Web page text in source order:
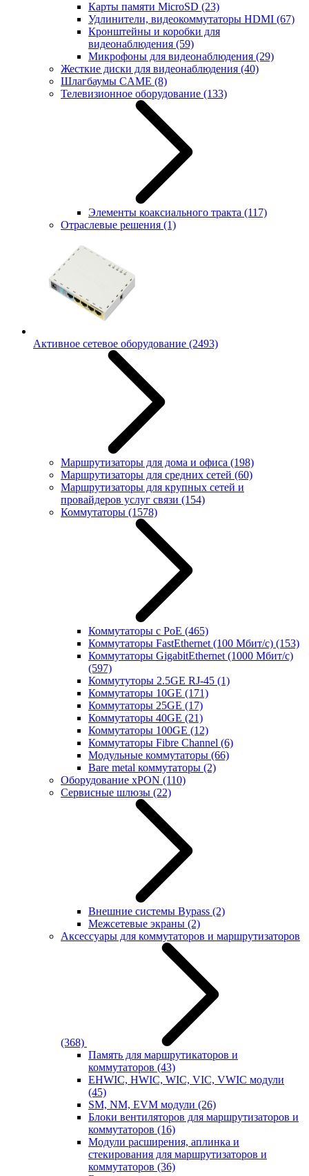
Карты памяти MicroSD (23)
Удлинители, видеокоммутаторы HDMI (67)
Кронштейны и коробки для
видеонаблюдения (59)
Микрофоны для видеонаблюдения (29)
Жесткие диски для видеонаблюдения (40)
Шлагбаумы CAME (8)
Телевизионное оборудование (133)
Элементы коаксиального тракта (117)
Отраслевые решения (1)
Активное сетевое оборудование (2493)
Маршрутизаторы для дома и офиса (198)
Маршрутизаторы для средних сетей (60)
Маршрутизаторы для крупных сетей и
провайдеров услуг связи (154)
Коммутаторы (1578)
Коммутаторы с PoE (465)
Коммутаторы FastEthernet (100 Мбит/с) (153)
Коммутаторы GigabitEthernet (1000 Мбит/с)
(597)
Коммутуторы 2.5GE RJ-45 (1)
Коммутаторы 10GE (171)
Коммутаторы 25GE (17)
Коммутаторы 40GE (21)
Коммутаторы 100GE (12)
Коммутаторы Fibre Channel (6)
Модульные коммутаторы (66)
Bare metal коммутаторы (2)
Оборудование xPON (110)
Сервисные шлюзы (22)
Внешние системы Bypass (2)
Межсетевые экраны (2)
Аксессуары для коммутаторов и маршрутизаторов
(368)
Память для маршрутикаторов и
коммутаторов (43)
EHWIC, HWIC, WIC, VIC, VWIC модули
(45)
SM, NM, EVM модули (26)
Блоки вентиляторов для маршрутизаторов и
коммутаторов (16)
Модули расширения, аплинка и
стекирования для маршрутизаторов и
коммутаторов (36)